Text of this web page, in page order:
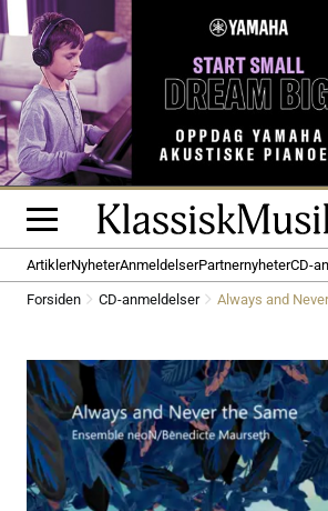
ArtiklerNyheterAnmeldelserPartnernyheterCD-
Forsiden CD-anmeldelser Always and